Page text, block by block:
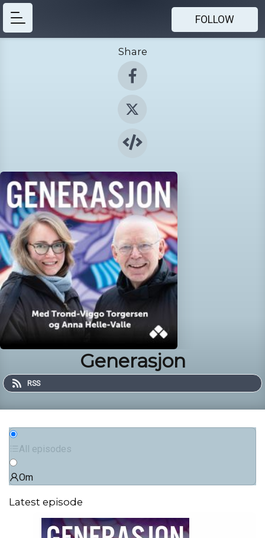
FOLLOW
Share
Generasjon
RSS
All episodes
Om
Latest episode